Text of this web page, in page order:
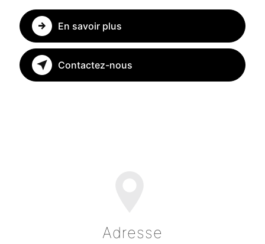
En savoir plus
Contactez-nous
Adresse